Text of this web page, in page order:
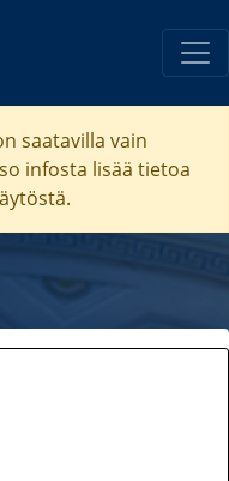
saatavilla vain
infosta lisää tietoa